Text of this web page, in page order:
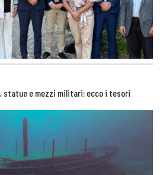
statue e mezzi militari: ecco i tesori